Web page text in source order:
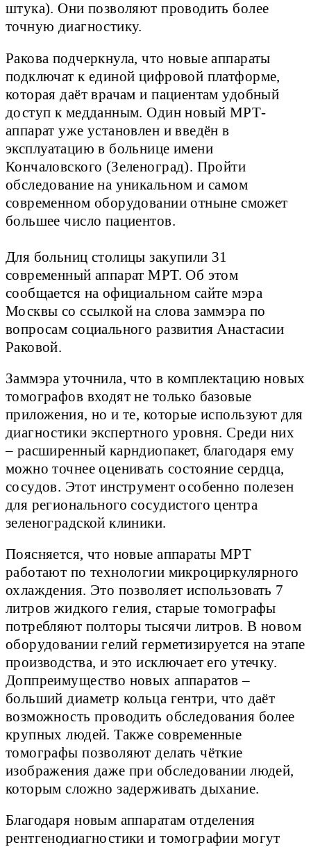
штука). Они позволяют проводить более
точную диагностику.
Ракова подчеркнула, что новые аппараты
подключат к единой цифровой платформе,
которая даёт врачам и пациентам удобный
доступ к медданным. Один новый МРТ-
аппарат уже установлен и введён в
эксплуатацию в больнице имени
Кончаловского (Зеленоград). Пройти
обследование на уникальном и самом
современном оборудовании отныне сможет
большее число пациентов.
Для больниц столицы закупили 31
современный аппарат МРТ. Об этом
сообщается на официальном сайте мэра
Москвы со ссылкой на слова заммэра по
вопросам социального развития Анастасии
Раковой.
Заммэра уточнила, что в комплектацию новых
томографов входят не только базовые
приложения, но и те, которые используют для
диагностики экспертного уровня. Среди них
– расширенный карндиопакет, благодаря ему
можно точнее оценивать состояние сердца,
сосудов. Этот инструмент особенно полезен
для регионального сосудистого центра
зеленоградской клиники.
Поясняется, что новые аппараты МРТ
работают по технологии микроциркулярного
охлаждения. Это позволяет использовать 7
литров жидкого гелия, старые томографы
потребляют полторы тысячи литров. В новом
оборудовании гелий герметизируется на этапе
производства, и это исключает его утечку.
Доппреимущество новых аппаратов –
больший диаметр кольца гентри, что даёт
возможность проводить обследования более
крупных людей. Также современные
томографы позволяют делать чёткие
изображения даже при обследовании людей,
которым сложно задерживать дыхание.
Благодаря новым аппаратам отделения
рентгенодиагностики и томографии могут